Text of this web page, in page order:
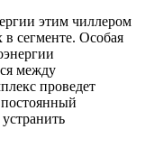
этим чиллером
сегменте. Особая
между
проведет